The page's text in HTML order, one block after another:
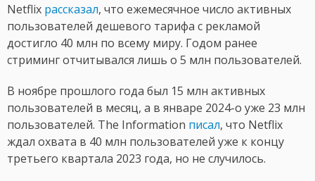
Netflix рассказал, что ежемесячное число активных
пользователей дешевого тарифа с рекламой
достигло 40 млн по всему миру. Годом ранее
стриминг отчитывался лишь о 5 млн пользователей.
В ноябре прошлого года был 15 млн активных
пользователей в месяц, а в январе 2024-о уже 23 млн
пользователей. The Information писал, что Netflix
ждал охвата в 40 млн пользователей уже к концу
третьего квартала 2023 года, но не случилось.